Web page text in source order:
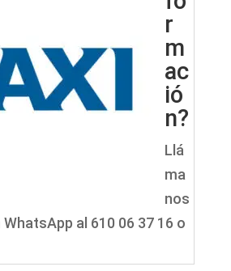
r
m
ac
ió
n?
Llá
ma
nos
al 610 06 37 16 o